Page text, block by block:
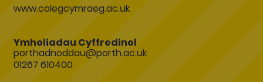
www.colegcymraeg.ac.uk
Ymholiadau Cyffredinol
porthadnoddau@porth.ac.uk
01267 610400